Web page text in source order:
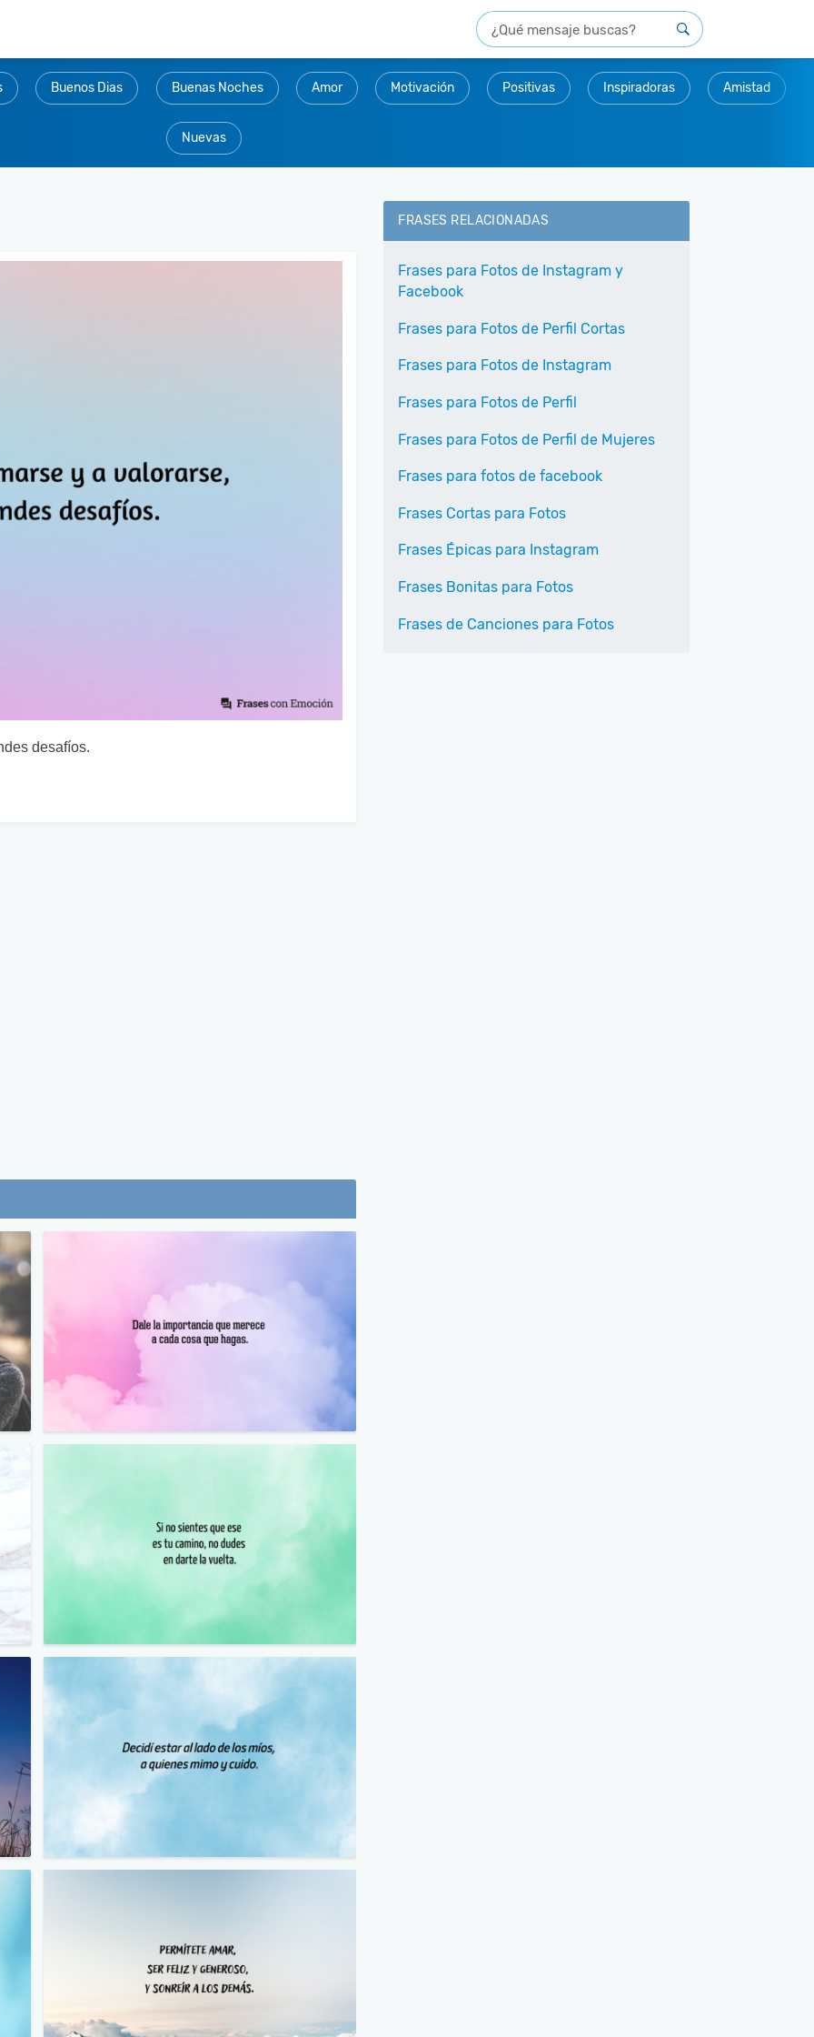
Buenos Dias Buenas Noches Amor Motivación Positivas Inspiradoras Amistad
Nuevas
desafíos.
FRASES RELACIONADAS
Frases para Fotos de Instagram y
Facebook
Frases para Fotos de Perfil Cortas
Frases para Fotos de Instagram
Frases para Fotos de Perfil
Frases para Fotos de Perfil de Mujeres
Frases para fotos de facebook
Frases Cortas para Fotos
Frases Épicas para Instagram
Frases Bonitas para Fotos
Frases de Canciones para Fotos